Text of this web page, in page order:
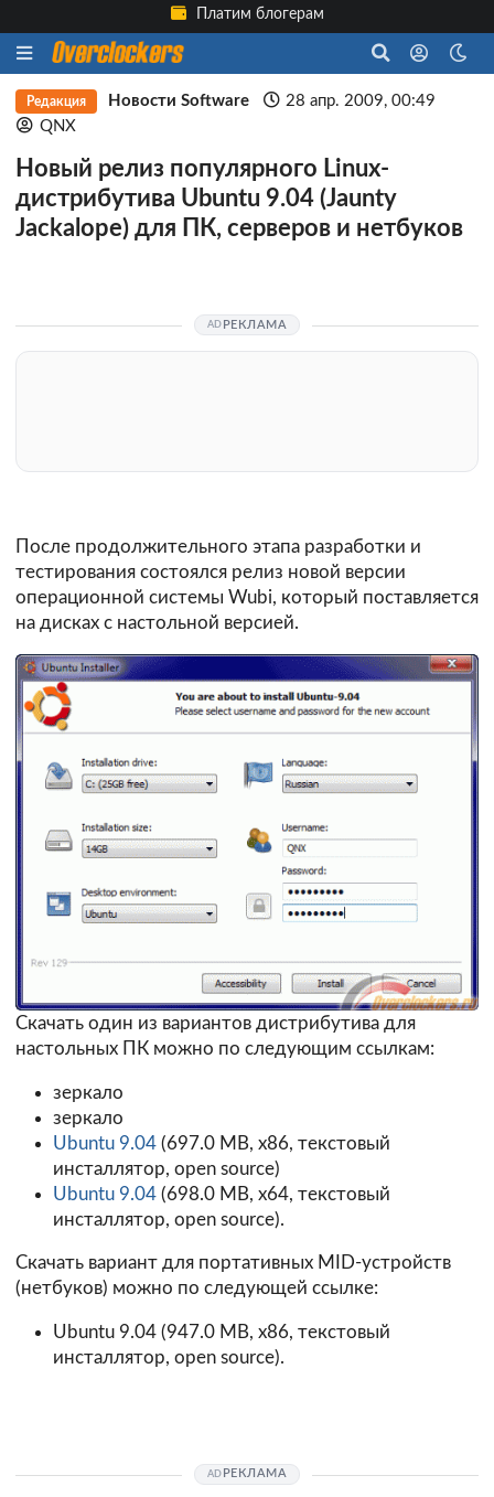
Платим блогерам
Редакция Новости Software
28 апр. 2009, 00:49
QNX
Новый релиз популярного Linux-
дистрибутива Ubuntu 9.04 (Jaunty
Jackalope) для ПК, серверов и нетбуков
РЕКЛАМА
После продолжительного этапа разработки и
тестирования состоялся релиз новой версии
операционной системы Wubi, который поставляется
на дисках с настольной версией.
Скачать один из вариантов дистрибутива для
настольных ПК можно по следующим ссылкам:
зеркало
зеркало
Ubuntu 9.04(697.0 MB, x86, текстовый
инсталлятор, open source)
Ubuntu 9.04(698.0 MB, x64, текстовый
инсталлятор, open source).
Скачать вариант для портативных MID-устройств
(нетбуков) можно по следующей ссылке:
Ubuntu 9.04(947.0 MB, x86, текстовый
инсталлятор, open source).
РЕКЛАМА